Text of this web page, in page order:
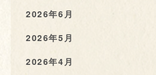
2026年6月
2026年5月
2026年4月